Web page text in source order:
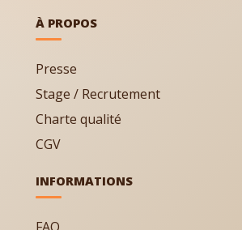
À PROPOS
Presse
Stage / Recrutement
Charte qualité
CGV
INFORMATIONS